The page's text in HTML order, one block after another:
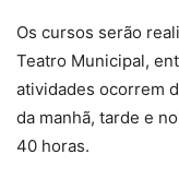
Os cursos serão
Teatro Municipal,
atividades ocorrem
da manhã, tarde e
40 horas.